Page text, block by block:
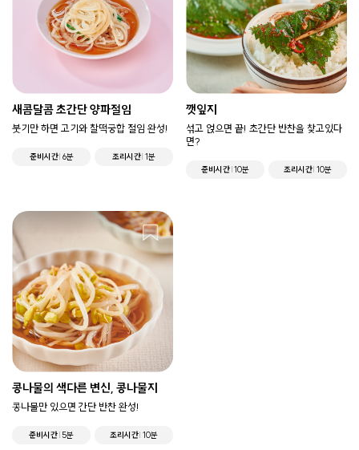
새콤달콤 초간단 양파절임
붓기만 하면 고기와 찰떡궁합 절임 완성!
준비시간 6분 조리시간 1분
깻잎지
섞고 얹으면 끝! 초간단 반찬을 찾고있다
면?
준비시간 10분 조리시간 10분
콩나물의 색다른 변신, 콩나물지
콩나물만 있으면 간단 반찬 완성!
준비시간 5분 조리시간 10분